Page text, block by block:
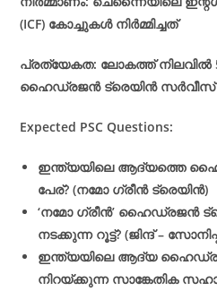
(ICF) കോച്ചുകൾ നിർമ്മിച്ചത്
പ്രത്യേകത: ലോകത്ത് നിലവിൽ
ഹൈഡ്രജൻ ട്രെയിൻ സർവീസ്
Expected PSC Questions:
ഇന്ത്യയിലെ ആദ്യത്തെ
പേര്? (നമോ ഗ്രീൻ ട്രെയിൻ)
‘നമോ ഗ്രീൻ’ ഹൈഡ്രജൻ
നടക്കുന്ന റൂട്ട്? (ജിന്ദ് –
ഇന്ത്യയിലെ ആദ്യ
നിറയ്ക്കുന്ന സാങ്കേതിക